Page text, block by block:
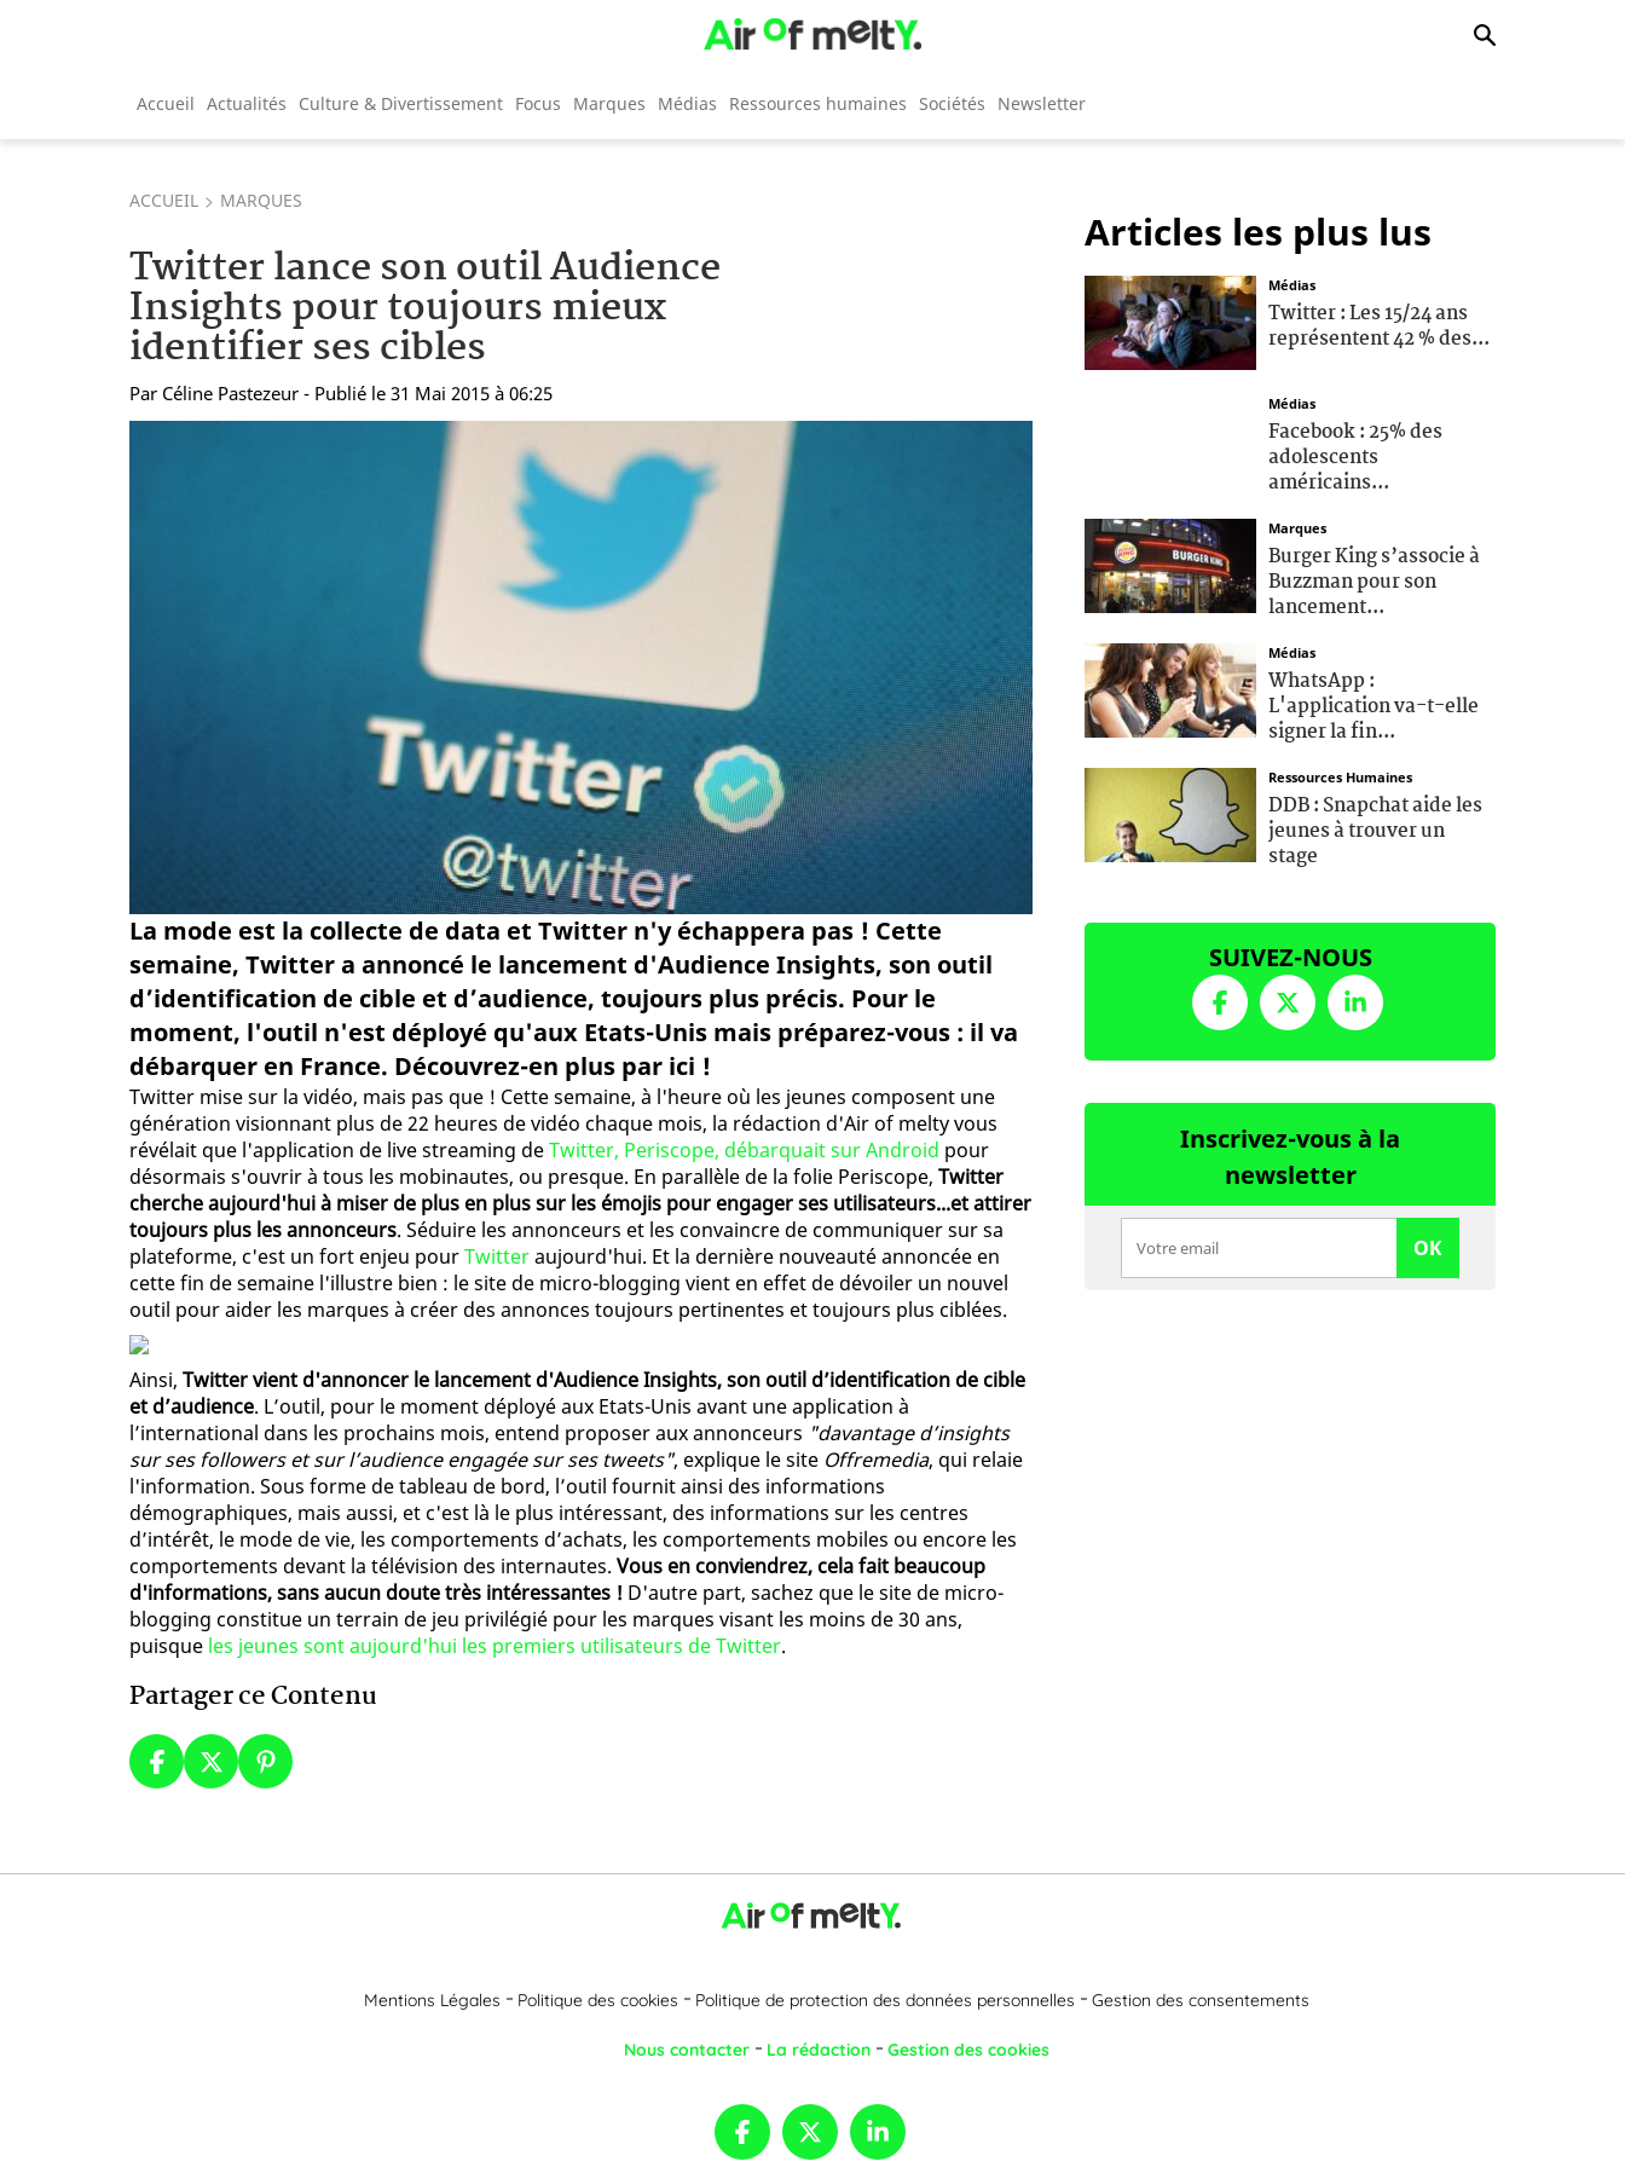
Accueil Actualités Culture & Divertissement Focus Marques Médias Ressources humaines Sociétés Newsletter
ACCUEIL MARQUES
Twitter lance son outil Audience
Insights pour toujours mieux
identifier ses cibles
Par Céline Pastezeur - Publié le 31 Mai 2015 à 06:25
La mode est la collecte de data et Twitter n'y échappera pas ! Cette
semaine, Twitter a annoncé le lancement d'Audience Insights, son outil
d’identification de cible et d’audience, toujours plus précis. Pour le
moment, l'outil n'est déployé qu'aux Etats-Unis mais préparez-vous : il va
débarquer en France. Découvrez-en plus par ici !
Twitter mise sur la vidéo, mais pas que ! Cette semaine, à l'heure où les jeunes composent une
génération visionnant plus de 22 heures de vidéo chaque mois, la rédaction d'Air of melty vous
révélait que l'application de live streaming deTwitter, Periscope, débarquait sur Android pour
désormais s'ouvrir à tous les mobinautes, ou presque. En parallèle de la folie Periscope, Twitter
cherche aujourd'hui à miser de plus en plus sur les émojis pour engager ses utilisateurs...et attirer
toujours plus les annonceurs. Séduire les annonceurs et les convaincre de communiquer sur sa
plateforme, c'est un fort enjeu pourTwitteraujourd'hui. Et la dernière nouveauté annoncée en
cette fin de semaine l'illustre bien : le site de micro-blogging vient en effet de dévoiler un nouvel
outil pour aider les marques à créer des annonces toujours pertinentes et toujours plus ciblées.
Ainsi, Twitter vient d'annoncer le lancement d'Audience Insights, son outil d’identification de cible
et d’audience. L’outil, pour le moment déployé aux Etats-Unis avant une application à
l’international dans les prochains mois, entend proposer aux annonceurs "davantage d’insights
sur ses followers et sur l’audience engagée sur ses tweets", explique le site Offremedia, qui relaie
l'information. Sous forme de tableau de bord, l’outil fournit ainsi des informations
démographiques, mais aussi, et c'est là le plus intéressant, des informations sur les centres
d’intérêt, le mode de vie, les comportements d’achats, les comportements mobiles ou encore les
comportements devant la télévision des internautes. Vous en conviendrez, cela fait beaucoup
d'informations, sans aucun doute très intéressantes ! D'autre part, sachez que le site de micro-
blogging constitue un terrain de jeu privilégié pour les marques visant les moins de 30 ans,
puisque les jeunes sont aujourd'hui les premiers utilisateurs de Twitter.
Partager ce Contenu
Articles les plus lus
Médias
Twitter : Les 15/24 ans
représentent 42 % des...
Médias
Facebook : 25% des
adolescents
américains...
Marques
Burger King s’associe à
Buzzman pour son
lancement...
Médias
WhatsApp :
L'application va-t-elle
signer la fin...
Ressources Humaines
DDB : Snapchat aide les
jeunes à trouver un
stage
SUIVEZ-NOUS
Inscrivez-vous à la
newsletter
OK
Mentions Légales Politique des cookies Politique de protection des données personnelles Gestion des consentements
Nous contacter La rédaction Gestion des cookies